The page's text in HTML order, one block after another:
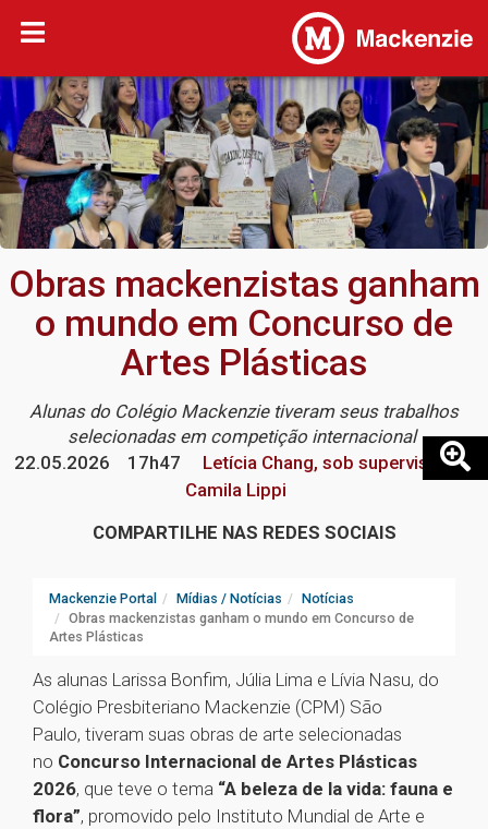
Obras mackenzistas ganham
o mundo em Concurso de
Artes Plásticas
Alunas do Colégio Mackenzie tiveram seus trabalhos
selecionadas em competição internacional
22.05.2026
17h47
Letícia Chang, sob supervisão de
Camila Lippi
COMPARTILHE NAS REDES SOCIAIS
Mackenzie Portal Mídias / Notícias
Notícias
Obras mackenzistas ganham o mundo em Concurso de
Artes Plásticas
As alunas Larissa Bonfim, Júlia Lima e Lívia Nasu, do
Colégio Presbiteriano Mackenzie (CPM) São
Paulo, tiveram suas obras de arte selecionadas
no Concurso Internacional de Artes Plásticas
2026, que teve o tema “A beleza de la vida: fauna e
flora”, promovido pelo Instituto Mundial de Arte e